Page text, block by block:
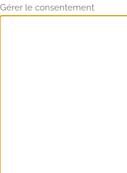
Gérer le consentement